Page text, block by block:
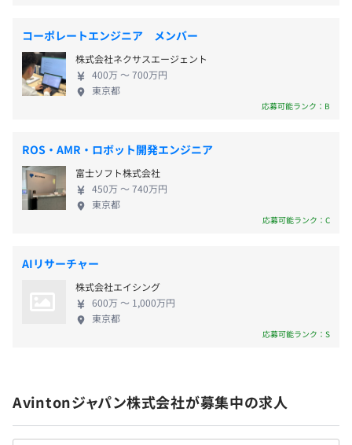
・出張手当
・職能手当
・住宅手当（月1万5000円 ※満30歳まで支給）
賞与年1回（決算賞与）
社会保険完備（雇用/労災/厚生年金/健康）
マネージャーなど、マネジメントに挑戦することも
可能
コーポレートエンジニア メンバー
株式会社ネクサスエージェント
400万 〜 700万円
東京都
応募可能ランク：B
ROS・AMR・ロボット開発エンジニア
富士ソフト株式会社
450万 〜 740万円
東京都
応募可能ランク：C
AIリサーチャー
株式会社エイシング
600万 〜 1,000万円
東京都
応募可能ランク：S
Avintonジャパン株式会社が募集中の求人